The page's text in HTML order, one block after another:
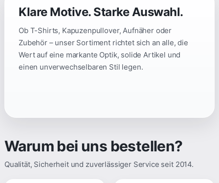
Klare Motive. Starke Auswahl.
Ob T-Shirts, Kapuzenpullover, Aufnäher oder
Zubehör – unser Sortiment richtet sich an alle, die
Wert auf eine markante Optik, solide Artikel und
einen unverwechselbaren Stil legen.
Warum bei uns bestellen?
Qualität, Sicherheit und zuverlässiger Service seit 2014.